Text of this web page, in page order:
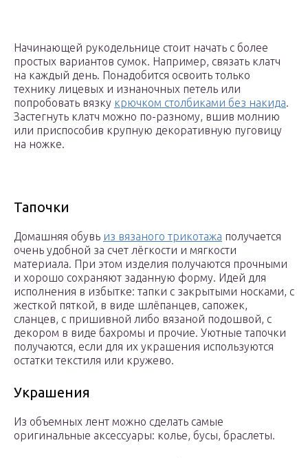
Начинающей рукодельнице стоит начать с более
простых вариантов сумок. Например, связать клатч
на каждый день. Понадобится освоить только
технику лицевых и изнаночных петель или
попробовать вязку крючком столбиками без накида.
Застегнуть клатч можно по-разному, вшив молнию
или приспособив крупную декоративную пуговицу
на ножке.
Тапочки
Домашняя обувь из вязаного трикотажа получается
очень удобной за счет лёгкости и мягкости
материала. При этом изделия получаются прочными
и хорошо сохраняют заданную форму. Идей для
исполнения в избытке: тапки с закрытыми носками, с
жесткой пяткой, в виде шлёпанцев, сапожек,
сланцев, с пришивной либо вязаной подошвой, с
декором в виде бахромы и прочие. Уютные тапочки
получаются, если для их украшения используются
остатки текстиля или кружево.
Украшения
Из объемных лент можно сделать самые
оригинальные аксессуары: колье, бусы, браслеты.